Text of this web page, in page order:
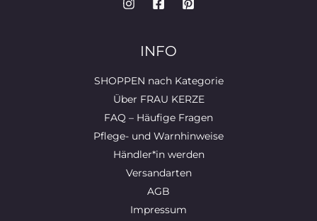
INFO
SHOPPEN nach Kategorie
Über FRAU KERZE
FAQ – Häufige Fragen
Pflege- und Warnhinweise
Händler*in werden
Versandarten
AGB
Impressum